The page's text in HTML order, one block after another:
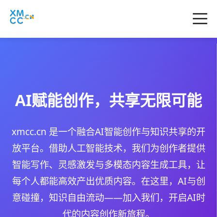
AI赋能创作，共享无限可能
xmcc.cn 是一个融合AI智能创作与知识共享的开
放平台。借助人工智能技术，我们为创作者提供
智能写作、灵感激发与多模态内容生成工具，让
每个人都能高效产出优质内容。在这里，AI与创
意碰撞，知识自由流动——加入我们，开启AI时
代的内容创作新旅程。